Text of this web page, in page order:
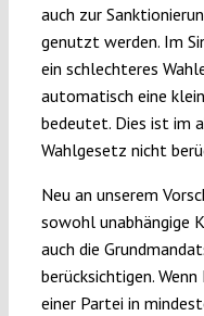
auch zur
genutzt werden. Im
ein schlechteres
automatisch eine
bedeutet. Dies ist im
Wahlgesetz nicht
Neu an unserem
sowohl unabhängige
auch die
berücksichtigen. Wenn
einer Partei in